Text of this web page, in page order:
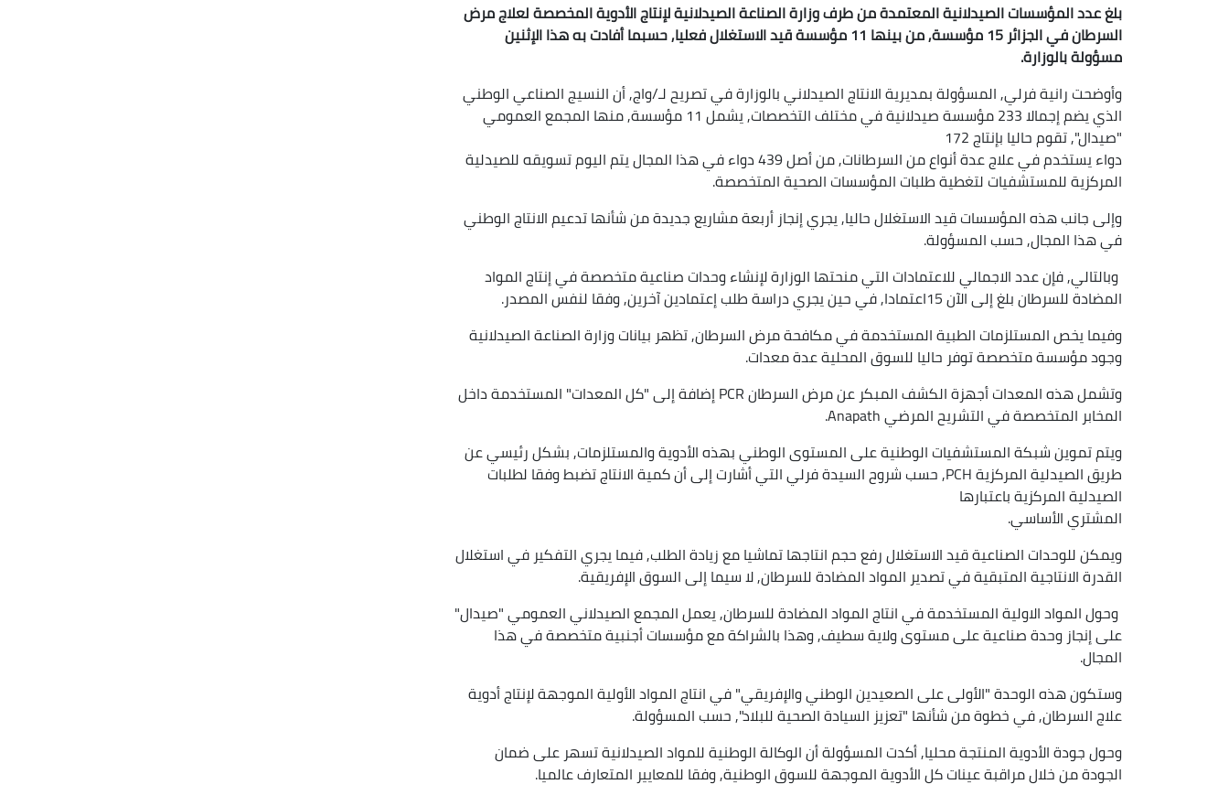
بلغ عدد المؤسسات الصيدلانية المعتمدة من طرف وزارة الصناعة الصيدلانية لإنتاج الأدوية المخصصة لعلاج مرض
السرطان في الجزائر 15 مؤسسة, من بينها 11 مؤسسة قيد الاستغلال فعليا, حسبما أفادت به هذا الإثنين
مسؤولة بالوزارة.
وأوضحت رانية فرلي, المسؤولة بمديرية الانتاج الصيدلاني بالوزارة في تصريح لـ/واج, أن النسيج الصناعي الوطني
الذي يضم إجمالا 233 مؤسسة صيدلانية في مختلف التخصصات, يشمل 11 مؤسسة, منها المجمع العمومي
"صيدال", تقوم حاليا بإنتاج 172
دواء يستخدم في علاج عدة أنواع من السرطانات, من أصل 439 دواء في هذا المجال يتم اليوم تسويقه للصيدلية
المركزية للمستشفيات لتغطية طلبات المؤسسات الصحية المتخصصة.
وإلى جانب هذه المؤسسات قيد الاستغلال حاليا, يجري إنجاز أربعة مشاريع جديدة من شأنها تدعيم الانتاج الوطني
في هذا المجال, حسب المسؤولة.
وبالتالي, فإن عدد الاجمالي للاعتمادات التي منحتها الوزارة لإنشاء وحدات صناعية متخصصة في إنتاج المواد
المضادة للسرطان بلغ إلى الآن 15اعتمادا, في حين يجري دراسة طلب إعتمادين آخرين, وفقا لنفس المصدر.
وفيما يخص المستلزمات الطبية المستخدمة في مكافحة مرض السرطان, تظهر بيانات وزارة الصناعة الصيدلانية
وجود مؤسسة متخصصة توفر حاليا للسوق المحلية عدة معدات.
وتشمل هذه المعدات أجهزة الكشف المبكر عن مرض السرطان PCR إضافة إلى "كل المعدات" المستخدمة داخل
المخابر المتخصصة في التشريح المرضي Anapath.
ويتم تموين شبكة المستشفيات الوطنية على المستوى الوطني بهذه الأدوية والمستلزمات, بشكل رئيسي عن
طريق الصيدلية المركزية PCH, حسب شروح السيدة فرلي التي أشارت إلى أن كمية الانتاج تضبط وفقا لطلبات
الصيدلية المركزية باعتبارها
المشتري الأساسي.
ويمكن للوحدات الصناعية قيد الاستغلال رفع حجم انتاجها تماشيا مع زيادة الطلب, فيما يجري التفكير في استغلال
القدرة الانتاجية المتبقية في تصدير المواد المضادة للسرطان, لا سيما إلى السوق الإفريقية.
وحول المواد الاولية المستخدمة في انتاج المواد المضادة للسرطان, يعمل المجمع الصيدلاني العمومي "صيدال"
على إنجاز وحدة صناعية على مستوى ولاية سطيف, وهذا بالشراكة مع مؤسسات أجنبية متخصصة في هذا
المجال.
وستكون هذه الوحدة "الأولى على الصعيدين الوطني والإفريقي" في انتاج المواد الأولية الموجهة لإنتاج أدوية
علاج السرطان, في خطوة من شأنها "تعزيز السيادة الصحية للبلاد", حسب المسؤولة.
وحول جودة الأدوية المنتجة محليا, أكدت المسؤولة أن الوكالة الوطنية للمواد الصيدلانية تسهر على ضمان
الجودة من خلال مراقبة عينات كل الأدوية الموجهة للسوق الوطنية, وفقا للمعايير المتعارف عالميا.